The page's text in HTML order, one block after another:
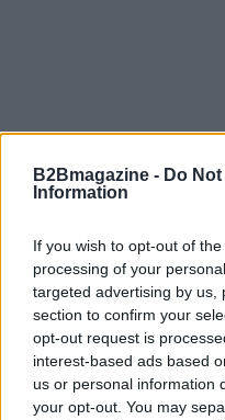
B2Bmagazine - Do
Information
If you wish to opt-out of
processing of your
targeted advertising by us,
section to confirm your
opt-out request is
interest-based ads based
us or personal information
your opt-out. You may
Continua a
B2B NEWS